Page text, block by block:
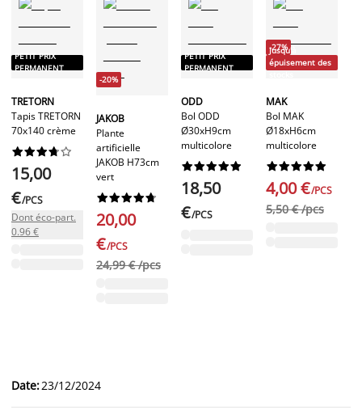
PETIT PRIX
PERMANENT
TRETORN
Tapis TRETORN
70x140 crème






15,00
€/PCS
Dont éco-part.
0.96 €
-20%
JAKOB
Plante
artificielle
JAKOB H73cm
vert






20,00
€/PCS
24,99 € /pcs
PETIT PRIX
PERMANENT
ODD
Bol ODD
Ø30xH9cm
multicolore






18,50
€/PCS
-27%
Jusqu'à
épuisement des
stocks
MAK
Bol MAK
Ø18xH6cm
multicolore






4,00 €/PCS
5,50 € /pcs
Date:23/12/2024